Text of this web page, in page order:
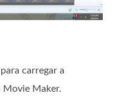
carregar a
Maker.